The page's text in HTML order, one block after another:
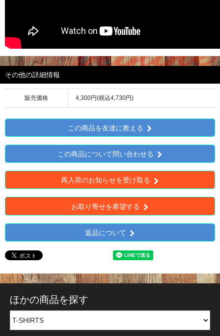
その他の詳細情報
販売価格 4,300円(税込4,730円)
この商品を友達に教える
この商品について問い合わせる
再入荷のお知らせを受け取る
お取り寄せを希望する
返品について
ほかの商品を探す